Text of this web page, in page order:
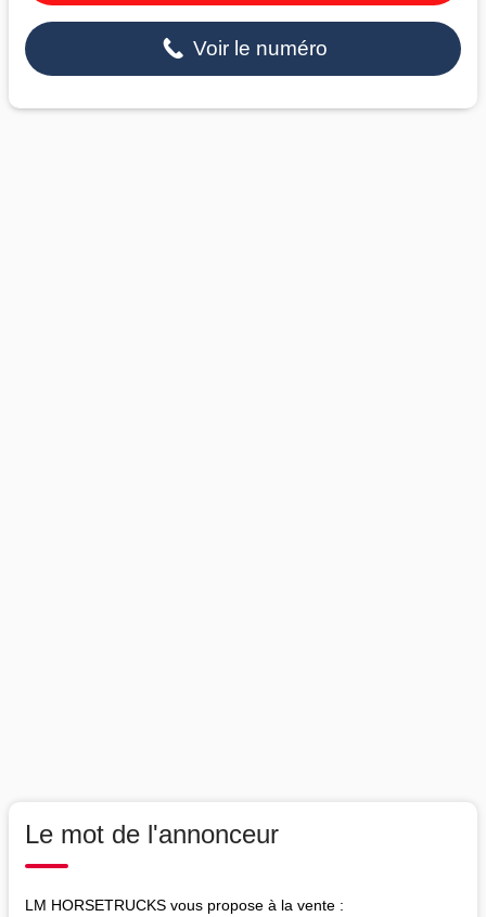
Voir le numéro
Le mot de l'annonceur
LM HORSETRUCKS vous propose à la vente :